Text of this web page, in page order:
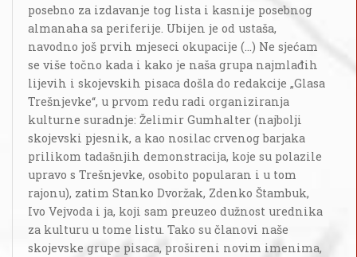
posebno za izdavanje tog lista i kasnije posebnog
almanaha sa periferije. Ubijen je od ustaša,
navodno još prvih mjeseci okupacije (...) Ne sjećam
se više točno kada i kako je naša grupa najmlađih
lijevih i skojevskih pisaca došla do redakcije „Glasa
Trešnjevke“, u prvom redu radi organiziranja
kulturne suradnje: Želimir Gumhalter (najbolji
skojevski pjesnik, a kao nosilac crvenog barjaka
prilikom tadašnjih demonstracija, koje su polazile
upravo s Trešnjevke, osobito popularan i u tom
rajonu), zatim Stanko Dvoržak, Zdenko Štambuk,
Ivo Vejvoda i ja, koji sam preuzeo dužnost urednika
za kulturu u tome listu. Tako su članovi naše
skojevske grupe pisaca, prošireni novim imenima,